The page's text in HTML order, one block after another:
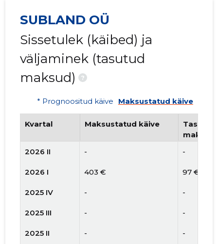
SUBLAND OÜ
Sissetulek (käibed) ja
väljaminek (tasutud
maksud)
?
* Prognoositud käive Maksustatud käive
Kvartal Maksustatud käive
maksud
2026 II
- -
2026 I 403 € 97 €
2025 IV - -
2025 III - -
2025 II - -